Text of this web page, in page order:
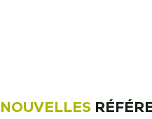
NOUVELLES